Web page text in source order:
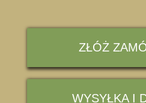
ZŁÓŻ
WYSYŁKA I